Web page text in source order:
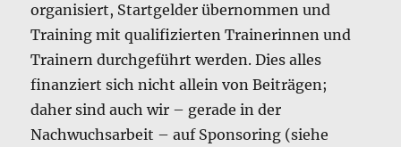
organisiert, Startgelder übernommen und
Training mit qualifizierten Trainerinnen und
Trainern durchgeführt werden. Dies alles
finanziert sich nicht allein von Beiträgen;
daher sind auch wir – gerade in der
Nachwuchsarbeit – auf Sponsoring (siehe